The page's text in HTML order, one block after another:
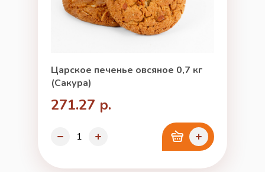
Царское печенье овсяное 0,7 кг
(Сакура)
271.27 р.